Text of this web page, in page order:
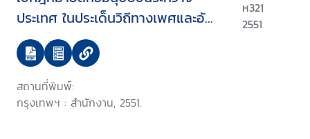
ประเทศ ในประเด็นวิถีทางเพศและอัต
ลักษณ์ทางเพศ
สถานที่พิมพ์:
กรุงเทพฯ : สำนักงาน, 2551.
ห321
2551